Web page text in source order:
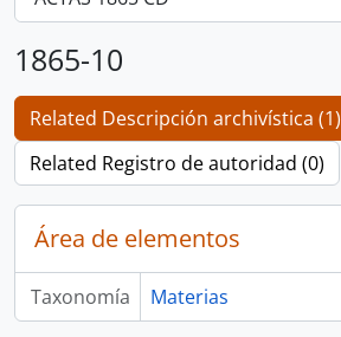
, 1 resultados
1865-10
Related Descripción archivística (1)
Related Registro de autoridad (0)
Área de elementos
Taxonomía Materias